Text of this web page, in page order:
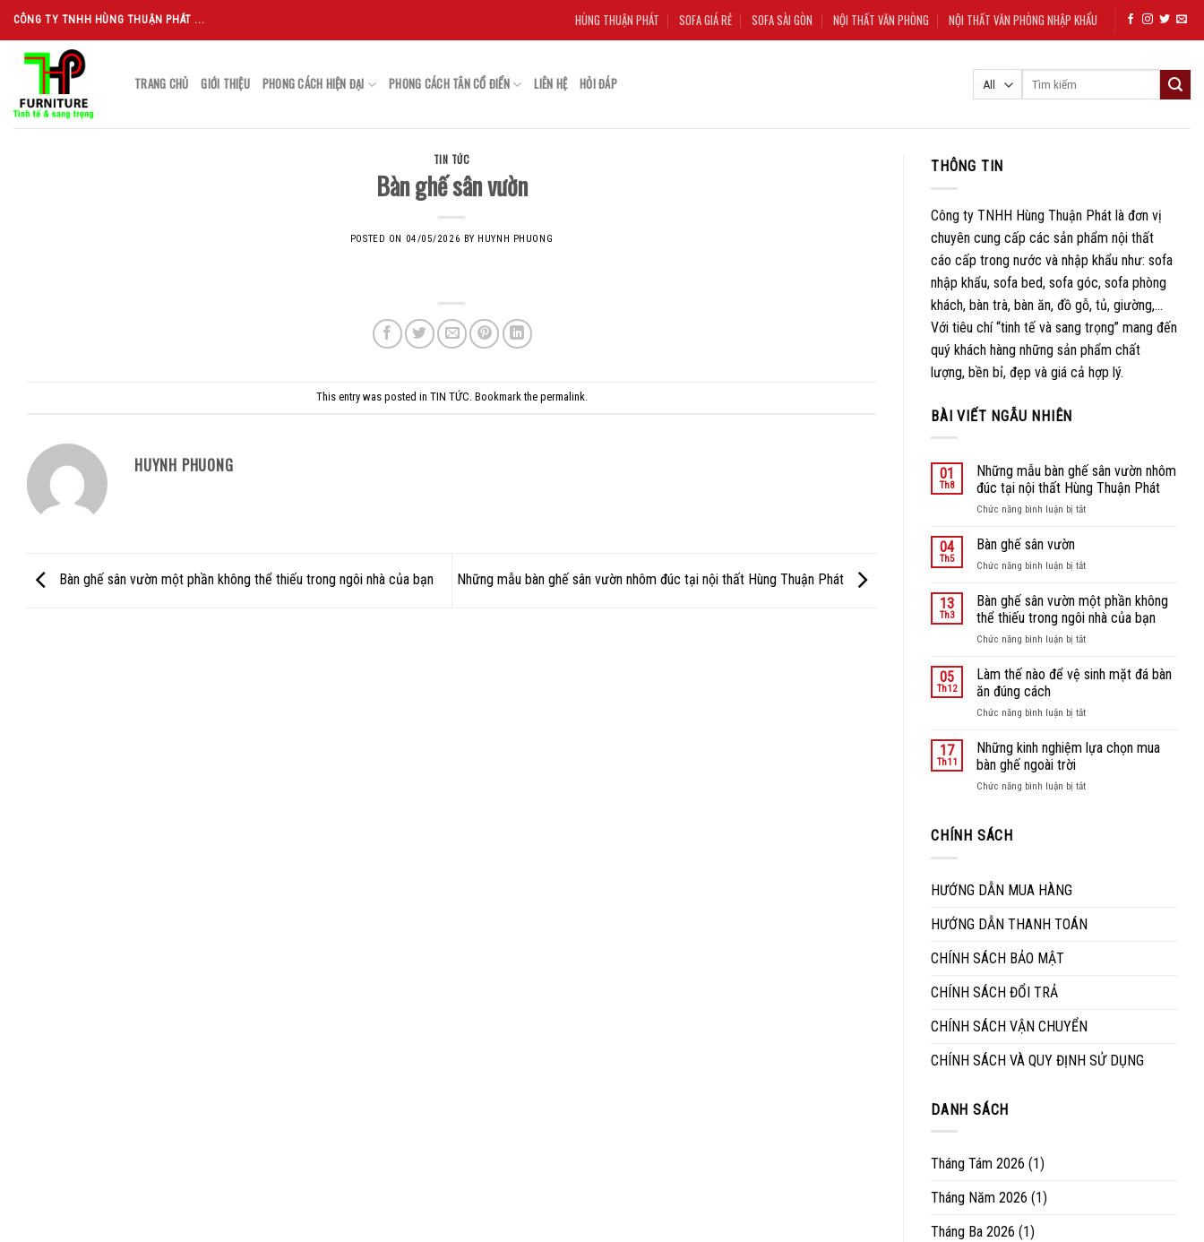
Skip
content
CÔNG TY TNHH HÙNG THUẬN PHÁT ... HÙNG THUẬN PHÁT SOFA GIÁ RẺ SOFA SÀI GÒN NỘI THẤT VĂN PHÒNG NỘI THẤT VĂN PHÒNG NHẬP KHẨU
TRANG CHỦ GIỚI THIỆU PHONG CÁCH HIỆN ĐẠI PHONG CÁCH TÂN CỔ ĐIỂN LIÊN HỆ HỎI ĐÁP
TIN TỨC
Bàn ghế sân vườn
POSTED ON 04/05/2026 BY HUYNH PHUONG
This entry was posted in TIN TỨC. Bookmark the permalink.
HUYNH PHUONG
Bàn ghế sân vườn một phần không thể thiếu trong ngôi nhà của bạn Những mẫu bàn ghế sân vườn nhôm đúc tại nội thất Hùng Thuận Phát
THÔNG TIN
Công ty TNHH Hùng Thuận Phát là đơn vị
chuyên cung cấp các sản phẩm nội thất
cáo cấp trong nước và nhập khẩu như: sofa
nhập khẩu, sofa bed, sofa góc, sofa phòng
khách, bàn trà, bàn ăn, đồ gỗ, tủ, giường,…
Với tiêu chí “tinh tế và sang trọng” mang đến
quý khách hàng những sản phẩm chất
lượng, bền bỉ, đẹp và giá cả hợp lý.
BÀI VIẾT NGẪU NHIÊN
01
Th8
Những mẫu bàn ghế sân vườn nhôm
đúc tại nội thất Hùng Thuận Phát
Chức năng bình luận bị tắtở
ghế
vườn
nhôm
tại
thất
04
Th5
Bàn ghế sân vườn
Chức năng bình luận bị tắtở
ghế
sân
vườn
13
Th3
Bàn ghế sân vườn một phần không
thể thiếu trong ngôi nhà của bạn
Chức năng bình luận bị tắtở
ghế
một
không
trong
05
Th12
Làm thế nào để vệ sinh mặt đá bàn
ăn đúng cách
Chức năng bình luận bị tắtở
thế
nào
vệ
17
Th11
Những kinh nghiệm lựa chọn mua
bàn ghế ngoài trời
Chức năng bình luận bị tắtở
CHÍNH SÁCH
HƯỚNG DẪN MUA HÀNG
HƯỚNG DẪN THANH TOÁN
CHÍNH SÁCH BẢO MẬT
CHÍNH SÁCH ĐỔI TRẢ
CHÍNH SÁCH VẬN CHUYỂN
CHÍNH SÁCH VÀ QUY ĐỊNH SỬ DỤNG
DANH SÁCH
Tháng Tám 2026 (1)
Tháng Năm 2026 (1)
Tháng Ba 2026 (1)